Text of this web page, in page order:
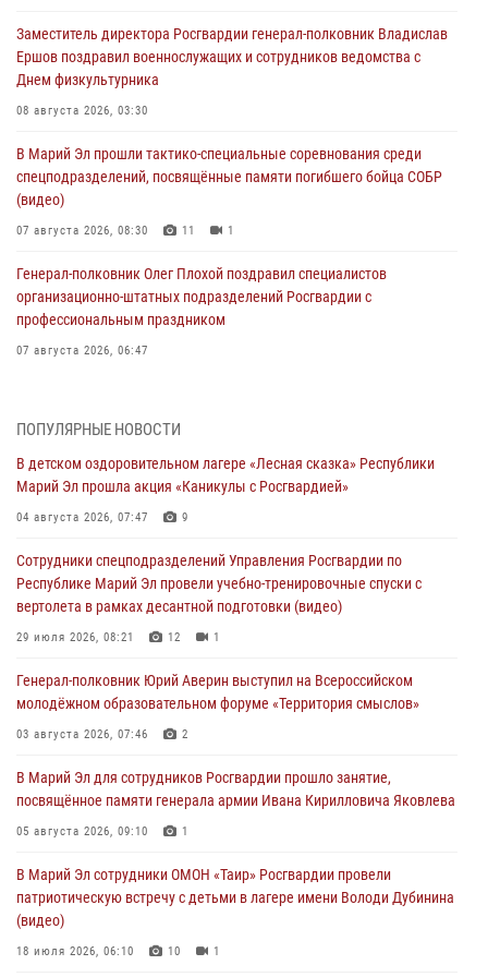
Заместитель директора Росгвардии генерал-полковник Владислав
Ершов поздравил военнослужащих и сотрудников ведомства с
Днем физкультурника
08 августа 2026, 03:30
В Марий Эл прошли тактико-специальные соревнования среди
спецподразделений, посвящённые памяти погибшего бойца СОБР
(видео)
07 августа 2026, 08:30 11 1
Генерал-полковник Олег Плохой поздравил специалистов
организационно-штатных подразделений Росгвардии с
профессиональным праздником
07 августа 2026, 06:47
Всероссийском семинаре в Нижнем Новгороде (видео)
07 августа 2026, 06:25 8 1
Команда «Росгвардия» принимает участие в военно-спортивном
07 августа 2026, 05:43 10
Представитель вневедомственной охраны Управления Росгвардии
по Республике Марий Эл принял участие в учебно-методическом
06 августа 2026, 09:37 10
В Марий Эл сотрудники ЛРР Росгвардии за прошедший месяц
06 августа 2026, 08:00
В Марий Эл сотрудники вневедомственной охраны Росгвардии за
05 августа 2026, 09:44
ПОПУЛЯРНЫЕ НОВОСТИ
В детском оздоровительном лагере «Лесная сказка» Республики
Марий Эл прошла акция «Каникулы с Росгвардией»
04 августа 2026, 07:47 9
Сотрудники спецподразделений Управления Росгвардии по
Республике Марий Эл провели учебно-тренировочные спуски с
вертолета в рамках десантной подготовки (видео)
29 июля 2026, 08:21 12 1
Генерал-полковник Юрий Аверин выступил на Всероссийском
молодёжном образовательном форуме «Территория смыслов»
03 августа 2026, 07:46 2
В Марий Эл для сотрудников Росгвардии прошло занятие,
посвящённое памяти генерала армии Ивана Кирилловича Яковлева
05 августа 2026, 09:10 1
В Марий Эл сотрудники ОМОН «Таир» Росгвардии провели
патриотическую встречу с детьми в лагере имени Володи Дубинина
(видео)
18 июля 2026, 06:10 10 1